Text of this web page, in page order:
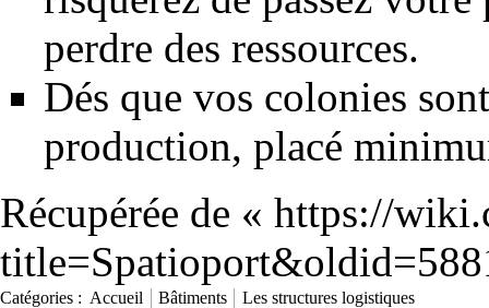
perdre des ressources.
Dés que vos colonies
production, placé
Récupérée de « https://
Catégories : Accueil Bâtiments Les structures logistiques